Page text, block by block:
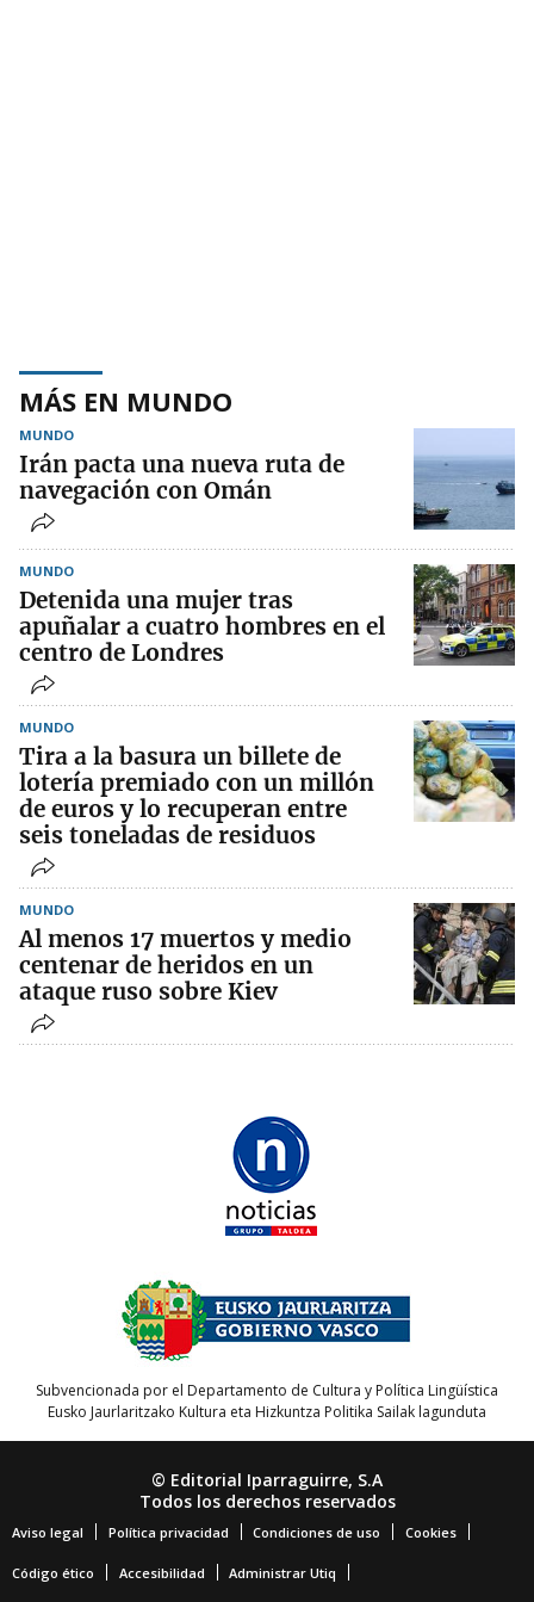
MÁS EN MUNDO
MUNDO
Irán pacta una nueva ruta de
navegación con Omán
MUNDO
Detenida una mujer tras
apuñalar a cuatro hombres en el
centro de Londres
MUNDO
Tira a la basura un billete de
lotería premiado con un millón
de euros y lo recuperan entre
seis toneladas de residuos
MUNDO
Al menos 17 muertos y medio
centenar de heridos en un
ataque ruso sobre Kiev
Subvencionada por el Departamento de Cultura y Política Lingüística
Eusko Jaurlaritzako Kultura eta Hizkuntza Politika Sailak lagunduta
© Editorial Iparraguirre, S.A
Todos los derechos reservados
Aviso legal Política privacidad Condiciones de uso Cookies
Código ético Accesibilidad Administrar Utiq